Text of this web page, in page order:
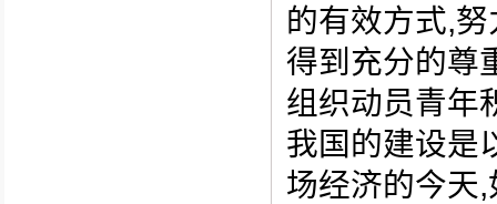
的有效方式,努
得到充分的尊
组织动员青年
我国的建设是
场经济的今天,